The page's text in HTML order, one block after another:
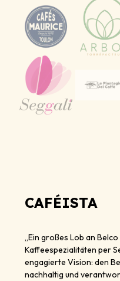
CAFÉISTA
„Ein großes Lob an
Kaffeespezialitäten per
engagierte Vision: den
nachhaltig und